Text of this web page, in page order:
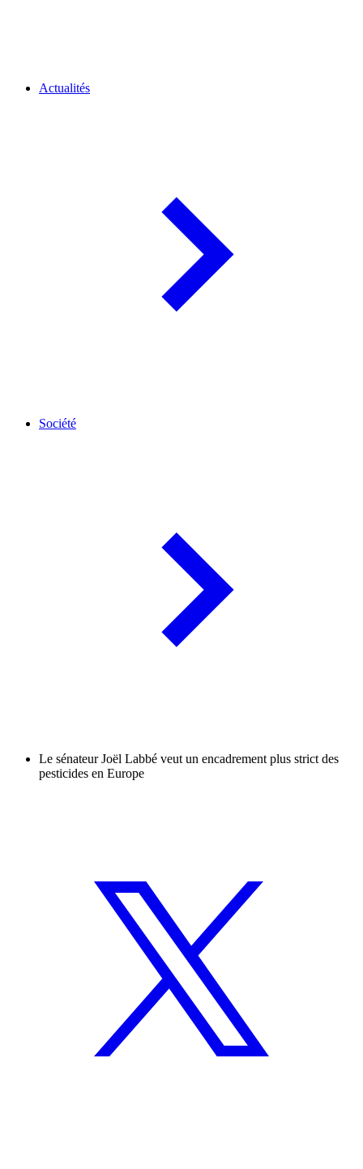
Actualités
Société
Le sénateur Joël Labbé veut un encadrement plus strict des
pesticides en Europe